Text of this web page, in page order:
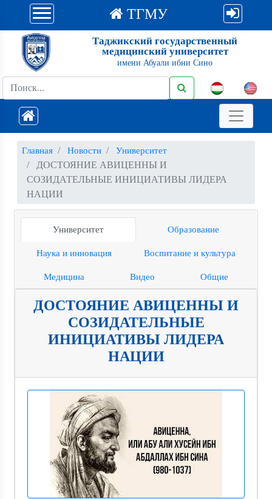
ТГМУ
Таджикский государственный
медицинский университет
имени Абуали ибни Сино
Главная Новости Университет
ДОСТОЯНИЕ АВИЦЕННЫ И
СОЗИДАТЕЛЬНЫЕ ИНИЦИАТИВЫ ЛИДЕРА
НАЦИИ
Университет Образование
Наука и инновация Воспитание и культура
Медицина Видео Общие
ДОСТОЯНИЕ АВИЦЕННЫ И
СОЗИДАТЕЛЬНЫЕ
ИНИЦИАТИВЫ ЛИДЕРА
НАЦИИ